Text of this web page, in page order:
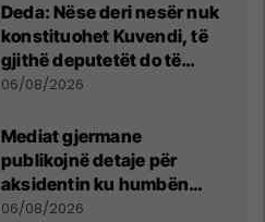
Deda: Nëse deri nesër nuk
konstituohet Kuvendi, të
gjithë deputetët do të
bëjnë shkelje të rëndë
06/08/2026
Mediat gjermane
publikojnë detaje për
aksidentin ku humbën
jetën tre mërgimtarë nga
06/08/2026